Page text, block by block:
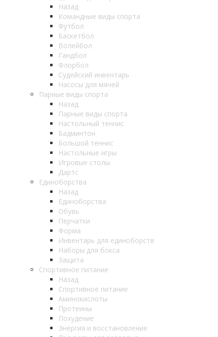
Назад
Командные виды спорта
Футбол
Баскетбол
Волейбол
Гандбол
Флорбол
Судейский инвентарь
Насосы для мячей
Парные виды спорта
Назад
Парные виды спорта
Настольный теннис
Бадминтон
Большой теннис
Настольные игры
Игровые столы
Дартс
Единоборства
Назад
Единоборства
Обувь
Перчатки
Форма
Инвентарь для единоборств
Наборы для бокса
Защита
Спортивное питание
Назад
Спортивное питание
Аминокислоты
Протеины
Похудение
Энергия и восстановление